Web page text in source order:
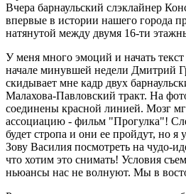
Вчера барнаульский слэклайнер
впервые в истории нашего города
натянутой между двумя 16-ти
У меня много эмоций и начать
начале минувшей недели Дмитрий
скидывает мне кадр двух
Малахова-Павловский тракт. На
соединены красной линией. Мозг
ассоциацию - фильм "Прогулка"!
будет стропа и они ее пройдут, но
Зову Василия посмотреть на чудо-
что хотим это снимать! Условия
ньюансы нас не волнуют. Мы в